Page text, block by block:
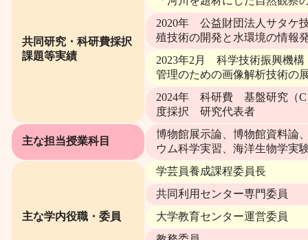
共同研究・科研費採択
課題等実績
2020年 公益財団法人サタケ
殖技術の開発と水環境の情
2023年2月 科学技術振興機構
管理のための画像解析技術の
2024年 科研費 基盤研究（C
度採択 研究代表者
主な担当授業科目
博物館展示論、博物館資料論
ウム科学実習、海洋生物学実
主な学内役職・委員
学芸員養成課程委員長
共同利用センター専門委員
大学教育センター運営委員